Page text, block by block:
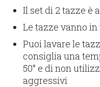
Il set di 2 tazze è
Le tazze vanno
Puoi lavare le
consiglia una
50° e di non
aggressivi